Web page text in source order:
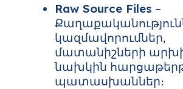
Raw Source Files –
կազմավորումներ,
մատանիշների
նախկին
պատասխաններ։